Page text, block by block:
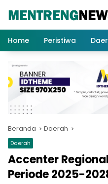
Home
Peristiwa
Beranda Daerah
Daerah
Accenter
Periode 2025-